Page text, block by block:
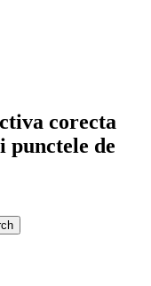
corecta
punctele de